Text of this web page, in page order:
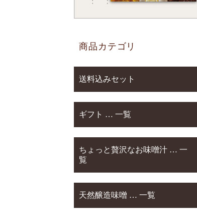
商品カテゴリ
送料込みセット
ギフト … 一覧
ちょっと贅沢なお味噌汁 … 一
覧
天然醸造味噌 … 一覧